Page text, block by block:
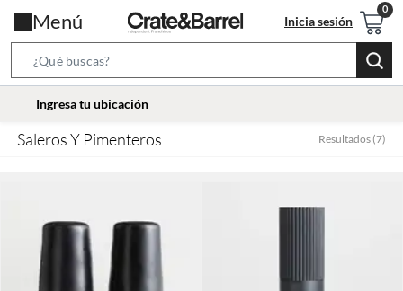
Menú Inicia sesión
Bar
location-
Ingresa tu ubicación
Saleros Y Pimenteros Resultados (7)